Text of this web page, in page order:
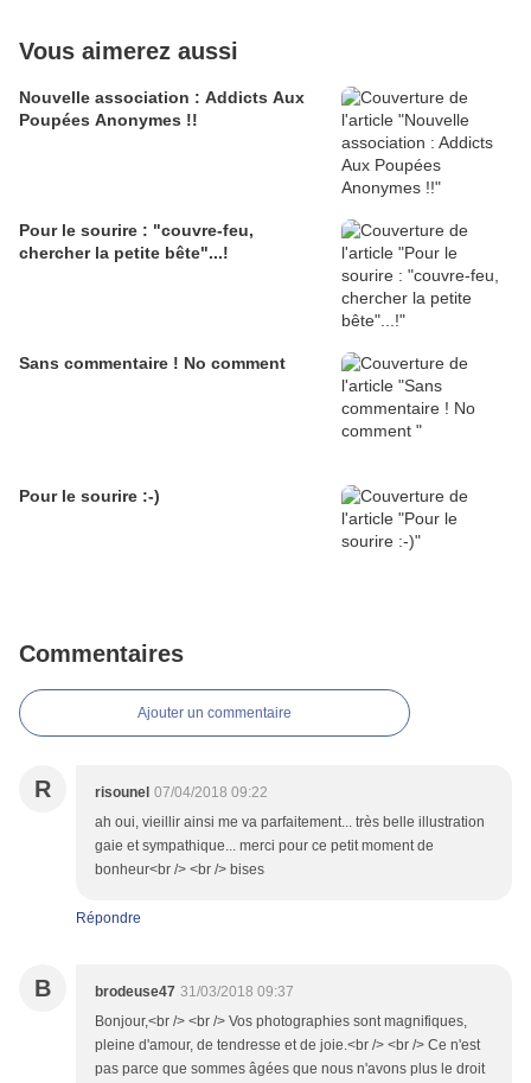
Vous aimerez aussi
Nouvelle association : Addicts Aux
Poupées Anonymes !!
Pour le sourire : "couvre-feu,
chercher la petite bête"...!
Sans commentaire ! No comment
Pour le sourire :-)
Commentaires
Ajouter un commentaire
R risounel 07/04/2018 09:22
ah oui, vieillir ainsi me va parfaitement... très belle illustration
gaie et sympathique... merci pour ce petit moment de
bonheur<br /> <br /> bises
Répondre
B brodeuse47 31/03/2018 09:37
Bonjour,<br /> <br /> Vos photographies sont magnifiques,
pleine d'amour, de tendresse et de joie.<br /> <br /> Ce n'est
pas parce que sommes âgées que nous n'avons plus le droit